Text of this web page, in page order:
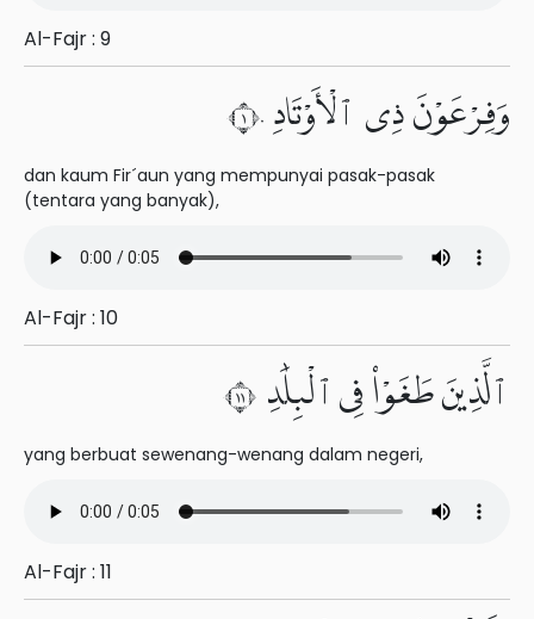
Al-Fajr : 9
وَفِرْعَوْنَ ذِى ٱلْأَوْتَادِ ١٠
dan kaum Fir´aun yang mempunyai pasak-pasak
(tentara yang banyak),
Al-Fajr : 10
ٱلَّذِينَ طَغَوْا۟ فِى ٱلْبِلَٰدِ ١١
yang berbuat sewenang-wenang dalam negeri,
Al-Fajr : 11